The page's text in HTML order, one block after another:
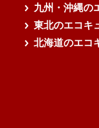
九州・沖縄の
東北のエコキ
北海道のエコ